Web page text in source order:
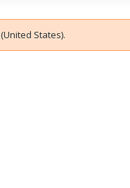
States).